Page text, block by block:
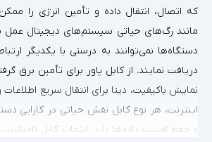
که اتصال، انتقال داده و تأمین انرژی را ممکن
مانند رگ‌های حیاتی سیستم‌های دیجیتال عمل
دستگاه‌ها نمی‌توانند به درستی با یکدیگر
دریافت نمایند. از کابل پاور برای تأمین برق
نمایش باکیفیت، دیتا برای انتقال سریع
اینترنت، هر نوع کابل نقش حیاتی در کارایی
و حفظ امنیت داده‌ها دارد. انتخاب کابل